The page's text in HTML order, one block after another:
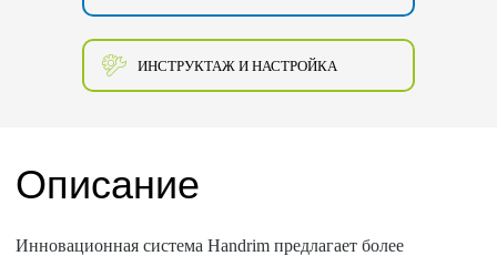
ИНСТРУКТАЖ И НАСТРОЙКА
Описание
Инновационная система Handrim предлагает более